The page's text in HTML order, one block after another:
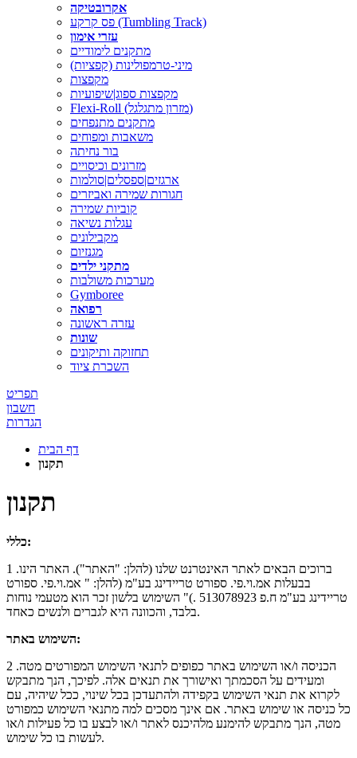
אקרובטיקה
פס קרקע (Tumbling Track)
עזרי אימון
מתקנים לימודיים
מיני-טרמפולינות (קפציות)
מקפצות
מקפצות ספוג|שיפועיות
Flexi-Roll (מזרון מתגלגל)
מתקנים מתנפחים
משאבות ומפוחים
בור נחיתה
מזרונים וכיסויים
ארגזים|ספסלים|סולמות
חגורות שמירה ואביזרים
קוביות שמירה
עגלות נשיאה
מקבילונים
מגנזיום
מתקני ילדים
מערכות משולבות
Gymboree
רפואה
עזרה ראשונה
שונות
תחזוקה ותיקונים
השכרת ציוד
תפריט
חשבון
הגדרות
דף הבית
תקנון
תקנון
כללי:
1 .ברוכים הבאים לאתר האינטרנט שלנו (להלן: "האתר"). האתר הינו
בבעלות אמ.וי.פי. ספורט טריידינג בע"מ (להלן: " אמ.וי.פי. ספורט
טריידינג בע"מ ח.פ 513078923 .)" השימוש בלשון זכר הוא מטעמי נוחות
בלבד, והכוונה היא לגברים ולנשים כאחד.
השימוש באתר:
2 .הכניסה ו/או השימוש באתר כפופים לתנאי השימוש המפורטים מטה
ומעידים על הסכמתך ואישורך את תנאים אלה. לפיכך, הנך מתבקש
לקרוא את תנאי השימוש בקפידה ולהתעדכן בכל שינוי, ככל שיהיה, עם
כל כניסה או שימוש באתר. אם אינך מסכים למה מתנאי השימוש כמפורט
מטה, הנך מתבקש להימנע מלהיכנס לאתר ו/או לבצע בו כל פעילות ו/או
לעשות בו כל שימוש.